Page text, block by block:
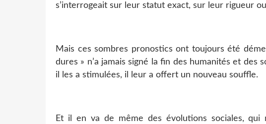
s’interrogeait sur leur statut exact, sur leur rigueur
Mais ces sombres pronostics ont toujours été
dures » n’a jamais signé la fin des humanités et des
il les a stimulées, il leur a offert un nouveau souffle.
Et il en va de même des évolutions sociales, qui